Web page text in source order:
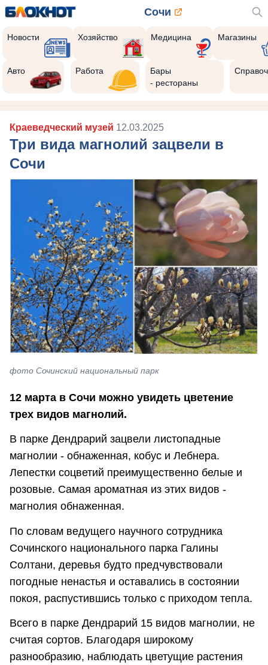
Сочи
Новости Хозяйство Медицина Магазины
Авто Работа
Бары
- рестораны
Краеведческий музей 12.03.2025
Три вида магнолий зацвели в
Сочи
фото Сочинский национальный парк
12 марта в Сочи можно увидеть цветение
трех видов магнолий.
В парке Дендрарий зацвели листопадные
магнолии - обнаженная, кобус и Лебнера.
Лепестки соцветий преимущественно белые и
розовые. Самая ароматная из этих видов -
магнолия обнаженная.
По словам ведущего научного сотрудника
Сочинского национального парка Галины
Солтани, деревья будто предчувствовали
погодные ненастья и оставались в состоянии
покоя, распустившись только с приходом тепла.
Всего в парке Дендрарий 15 видов магнолии, не
считая сортов. Благодаря широкому
разнообразию, наблюдать цветущие растения